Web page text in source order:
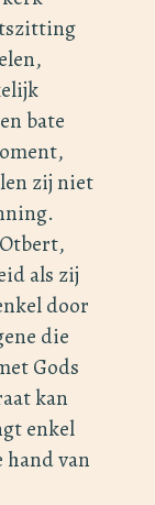
bate
zij niet
als zij
door
die
Gods
kan
enkel
hand van